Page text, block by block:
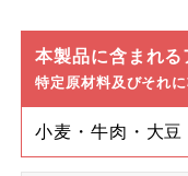
本製品に含まれる
特定原材料及びそれ
小麦・牛肉・大豆